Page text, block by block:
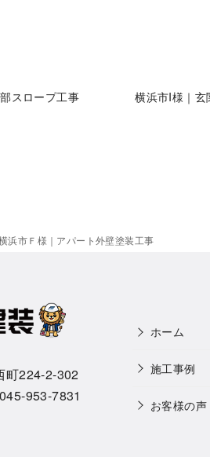
スロープ工事 横浜市I様｜
浜市Ｆ様｜アパート外壁塗装工事
町224-2-302
953-7831
ホーム
施工事例
お客様の声